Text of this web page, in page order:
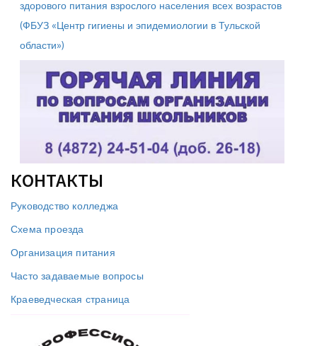
здорового питания взрослого населения всех возрастов
(ФБУЗ «Центр гигиены и эпидемиологии в Тульской
области»)
КОНТАКТЫ
Руководство колледжа
Схема проезда
Организация питания
Часто задаваемые вопросы
Краеведческая страница